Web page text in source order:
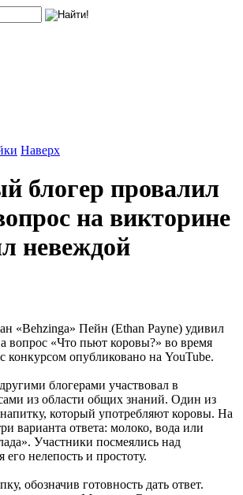
Наверх
блогер провалил
на викторине
невеждой
«Behzinga» Пейн (Ethan Payne) удивил
вопрос «Что пьют коровы?» во время
конкурсом опубликовано на YouTube.
блогерами участвовал в
из области общих знаний. Один из
который употребляют коровы. На
варианта ответа: молоко, вода или
Участники посмеялись над
нелепость и простоту.
обозначив готовность дать ответ.